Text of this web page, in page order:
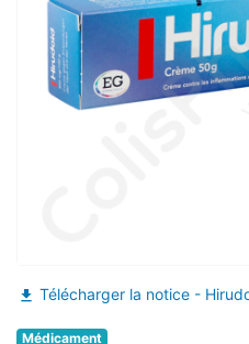
file_download Télécharger la notice -
Médicament